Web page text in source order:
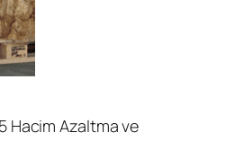
Hacim Azaltma ve